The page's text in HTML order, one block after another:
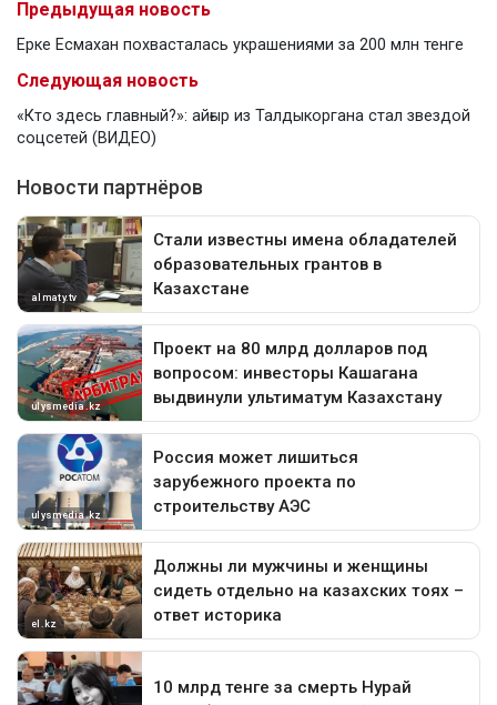
Предыдущая новость
Ерке Есмахан похвасталась украшениями за 200 млн тенге
Следующая новость
«Кто здесь главный?»: айғыр из Талдыкоргана стал звездой
соцсетей (ВИДЕО)